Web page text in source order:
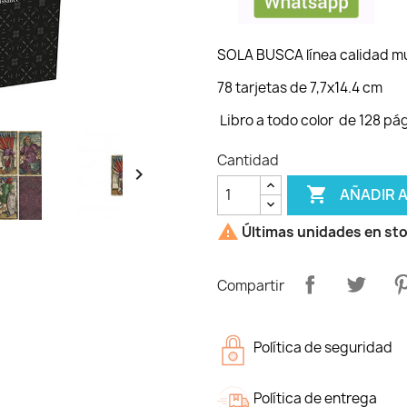

SOLA BUSCA línea calidad
78 tarjetas de 7,7x14.4 cm
Libro a todo color de 128
Cantidad
 AÑADIR
 Últimas unidades en
Compartir
Política de seguridad
Política de entrega